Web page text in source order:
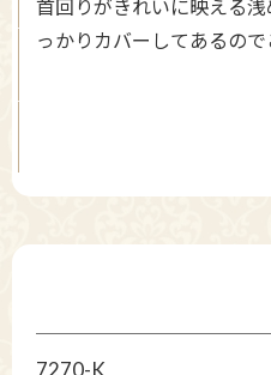
首回りがきれいに映える
っかりカバーしてあるので
7270-K